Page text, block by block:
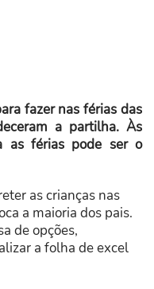
fazer nas férias das
a partilha. Às
as férias pode ser o
as crianças nas
a maioria dos pais.
de opções,
a folha de excel